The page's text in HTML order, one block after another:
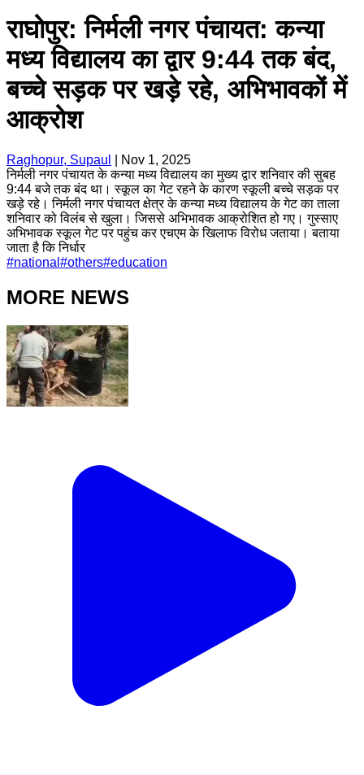
राघोपुर: निर्मली नगर पंचायत: कन्या
मध्य विद्यालय का द्वार 9:44 तक बंद,
बच्चे सड़क पर खड़े रहे, अभिभावकों में
आक्रोश
Raghopur, Supaul
Nov 1, 2025
निर्मली नगर पंचायत के कन्या मध्य विद्यालय का मुख्य द्वार शनिवार की सुबह
9:44 बजे तक बंद था। स्कूल का गेट रहने के कारण स्कूली बच्चे सड़क पर
खड़े रहे। निर्मली नगर पंचायत क्षेत्र के कन्या मध्य विद्यालय के गेट का ताला
शनिवार को विलंब से खुला। जिससे अभिभावक आक्रोशित हो गए। गुस्साए
अभिभावक स्कूल गेट पर पहुंच कर एचएम के खिलाफ विरोध जताया। बताया
जाता है कि निर्धार
#national #others#education
MORE NEWS